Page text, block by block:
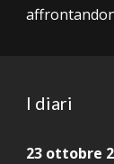
I diari
23 ottobre